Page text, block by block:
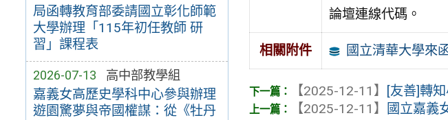
局函轉教育部委請國立彰化師範
大學辦理「115年初任教師 研
習」課程表
2026-07-13 高中部教學組
嘉義女高歷史學科中心參與辦理
遊園驚夢與帝國權謀：從《牡丹
論壇連線代碼。
相關附件 國立清華大學來
【2025-12-11】 [友善]轉
【2025-12-11】
國立嘉義